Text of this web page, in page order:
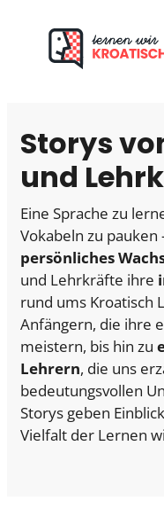
springen
Storys
und
Eine Sprache zu
Vokabeln zu
persönliches
und Lehrkräfte ihre
rund ums Kroatisch
Anfängern, die ihre
meistern, bis hin zu
Lehrern, die uns
bedeutungsvollen
Storys geben
Vielfalt der Lernen